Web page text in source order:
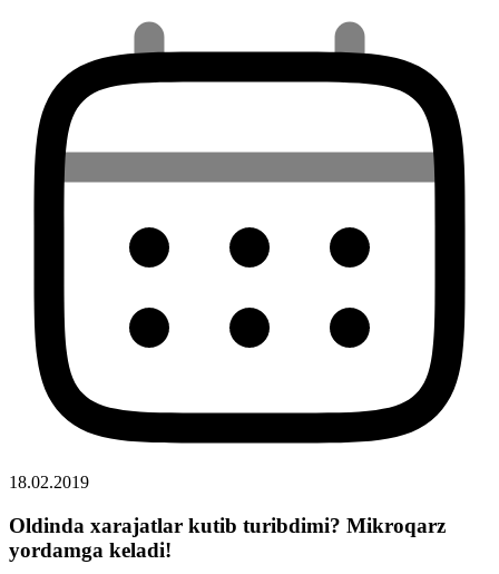
18.02.2019
Oldinda xarajatlar kutib turibdimi? Mikroqarz
yordamga keladi!